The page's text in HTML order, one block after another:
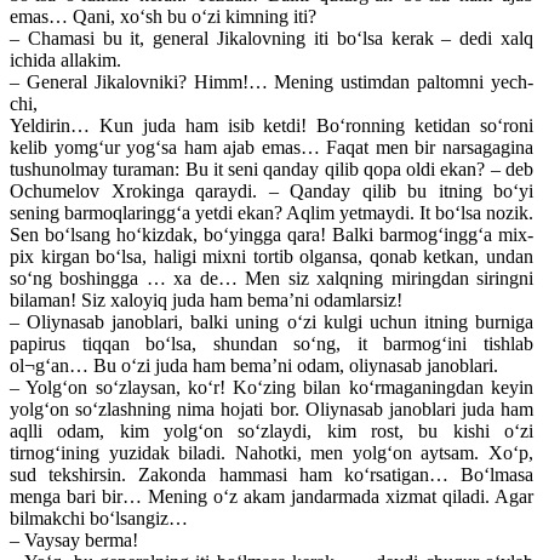
emas… Qani, xo‘sh bu o‘zi kimning iti?
– Chamasi bu it, general Jikalovning iti bo‘lsa kerak – dedi xalq
ichida allakim.
– General Jikalovniki? Himm!… Mening ustimdan paltomni yech-
chi,
Yeldirin… Kun juda ham isib ketdi! Bo‘ronning ketidan so‘roni
kelib yomg‘ur yog‘sa ham ajab emas… Faqat men bir narsagagina
tushunolmay turaman: Bu it seni qanday qilib qopa oldi ekan? – deb
Ochumelov Xrokinga qaraydi. – Qanday qilib bu itning bo‘yi
sening barmoqlaringg‘a yetdi ekan? Aqlim yetmaydi. It bo‘lsa nozik.
Sen bo‘lsang ho‘kizdak, bo‘yingga qara! Balki barmog‘ingg‘a mix-
pix kirgan bo‘lsa, haligi mixni tortib olgansa, qonab ketkan, undan
so‘ng boshingga … xa de… Men siz xalqning miringdan siringni
bilaman! Siz xaloyiq juda ham bema’ni odamlarsiz!
– Oliynasab janoblari, balki uning o‘zi kulgi uchun itning burniga
papirus tiqqan bo‘lsa, shundan so‘ng, it barmog‘ini tishlab
ol¬g‘an… Bu o‘zi juda ham bema’ni odam, oliynasab janoblari.
– Yolg‘on so‘zlaysan, ko‘r! Ko‘zing bilan ko‘rmaganingdan keyin
yolg‘on so‘zlashning nima hojati bor. Oliynasab janoblari juda ham
aqlli odam, kim yolg‘on so‘zlaydi, kim rost, bu kishi o‘zi
tirnog‘ining yuzidak biladi. Nahotki, men yolg‘on aytsam. Xo‘p,
sud tekshirsin. Zakonda hammasi ham ko‘rsatigan… Bo‘lmasa
menga bari bir… Mening o‘z akam jandarmada xizmat qiladi. Agar
bilmakchi bo‘lsangiz…
– Vaysay berma!